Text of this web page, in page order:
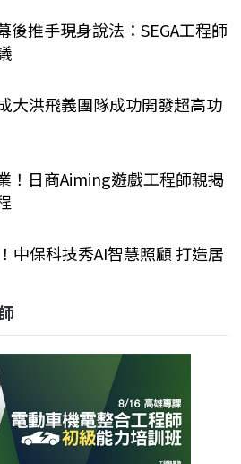
後推手現身說法：SEGA工程師
大洪飛義團隊成功開發超高功
！日商Aiming遊戲工程師親揭
中保科技秀AI智慧照顧 打造居